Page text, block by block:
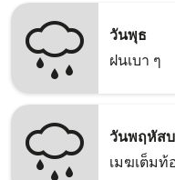
วันพุธ
ฝนเบา ๆ
วันพฤหัส
เมฆเต็มท้